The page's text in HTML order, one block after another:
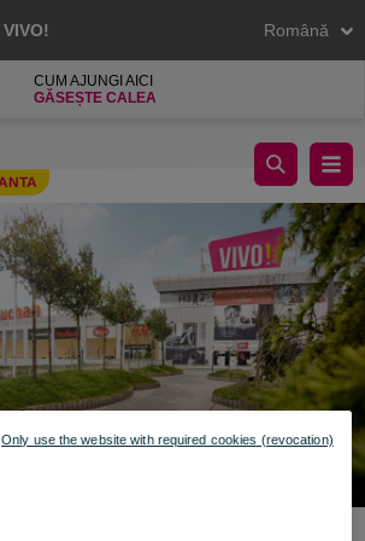
VIVO! Română
CUM AJUNGI AICI
GĂSEȘTE CALEA
2021 - PROGRAM SPECIAL
Only use the website with required cookies (revocation)